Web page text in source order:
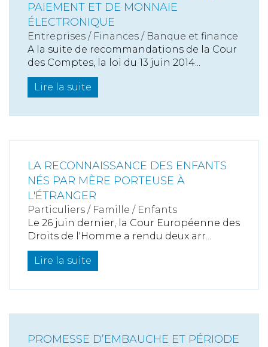
PAIEMENT ET DE MONNAIE
ÉLECTRONIQUE
Entreprises / Finances / Banque et finance
A la suite de recommandations de la Cour
des Comptes, la loi du 13 juin 2014...
Lire la suite
LA RECONNAISSANCE DES ENFANTS
NÉS PAR MÈRE PORTEUSE À
L'ÉTRANGER
Particuliers / Famille / Enfants
Le 26 juin dernier, la Cour Européenne des
Droits de l'Homme a rendu deux arr...
Lire la suite
PROMESSE D’EMBAUCHE ET PÉRIODE